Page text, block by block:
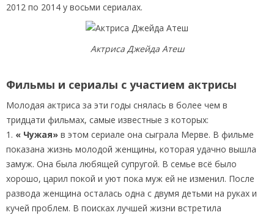
2012 по 2014 у восьми сериалах.
Актриса Джейда Атеш
Фильмы и сериалы с участием актрисы
Молодая актриса за эти годы снялась в более чем в
тридцати фильмах, самые известные з которых:
1. « Чужая» в этом сериале она сыграла Мерве. В фильме
показана жизнь молодой женщины, которая удачно вышла
замуж. Она была любящей супругой. В семье всё было
хорошо, царил покой и уют пока муж ей не изменил. После
развода женщина осталась одна с двумя детьми на руках и
кучей проблем. В поисках лучшей жизни встретила